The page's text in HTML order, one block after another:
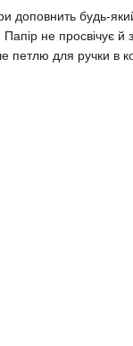
доповнить будь-
Папір не просвічує
для ручки в